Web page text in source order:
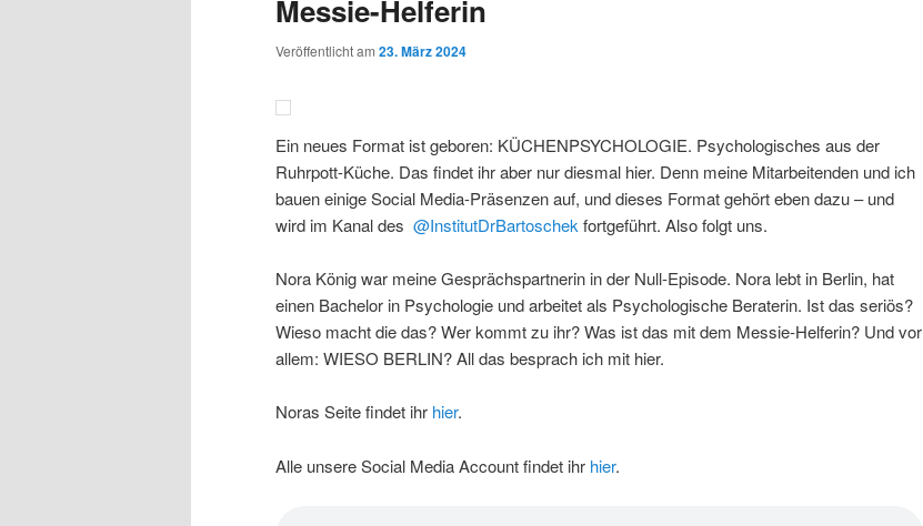
Messie-Helferin
Veröffentlicht am 23. März 2024
Ein neues Format ist geboren: KÜCHENPSYCHOLOGIE. Psychologisches aus der
Ruhrpott-Küche. Das findet ihr aber nur diesmal hier. Denn meine Mitarbeitenden und ich
bauen einige Social Media-Präsenzen auf, und dieses Format gehört eben dazu – und
wird im Kanal des @InstitutDrBartoschek fortgeführt. Also folgt uns.
Nora König war meine Gesprächspartnerin in der Null-Episode. Nora lebt in Berlin, hat
einen Bachelor in Psychologie und arbeitet als Psychologische Beraterin. Ist das seriös?
Wieso macht die das? Wer kommt zu ihr? Was ist das mit dem Messie-Helferin? Und vor
allem: WIESO BERLIN? All das besprach ich mit hier.
Noras Seite findet ihr hier.
Alle unsere Social Media Account findet ihr hier.